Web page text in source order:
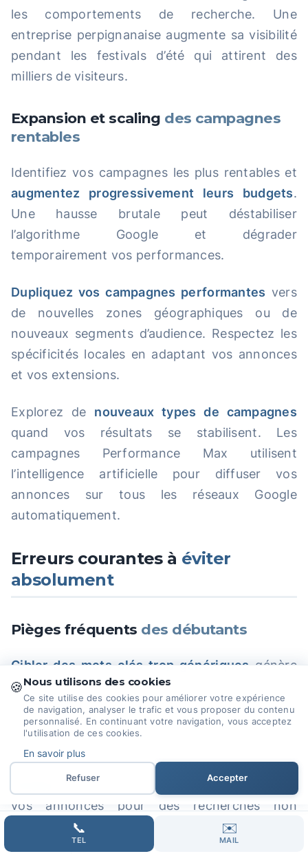
les comportements de recherche. Une
entreprise perpignanaise augmente sa visibilité
pendant les festivals d’été qui attirent des
milliers de visiteurs.
Expansion et scaling des campagnes
rentables
Identifiez vos campagnes les plus rentables et
augmentez progressivement leurs budgets.
Une hausse brutale peut déstabiliser
l’algorithme Google et dégrader
temporairement vos performances.
Dupliquez vos campagnes performantes vers
de nouvelles zones géographiques ou de
nouveaux segments d’audience. Respectez les
spécificités locales en adaptant vos annonces
et vos extensions.
Explorez de nouveaux types de campagnes
quand vos résultats se stabilisent. Les
campagnes Performance Max utilisent
l’intelligence artificielle pour diffuser vos
annonces sur tous les réseaux Google
automatiquement.
Erreurs courantes à éviter
absolument
Pièges fréquents des débutants
Cibler des mots-clés trop génériques génère
un trafic peu qualifié et des coûts élevés.
“Assurance” coûte 15 euros par clic contre 3
euros pour “assurance habitation jeune
conducteur”.
Négliger les mots-clés négatifsfait afficher
vos annonces pour des recherches non
pertinentes. Une entreprise de réparation
informatique doit exclure “formation” ou
📞
TEL
✉️
MAIL
🍪Nous utilisons des cookies
Ce site utilise des cookies pour améliorer votre expérience
de navigation, analyser le trafic et vous proposer du contenu
personnalisé. En continuant votre navigation, vous acceptez
l'utilisation de ces cookies.
En savoir plus
Refuser Accepter